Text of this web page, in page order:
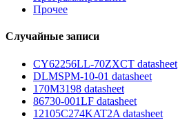
Прочее
Случайные записи
CY62256LL-70ZXCT datasheet
DLMSPM-10-01 datasheet
170M3198 datasheet
86730-001LF datasheet
12105C274KAT2A datasheet